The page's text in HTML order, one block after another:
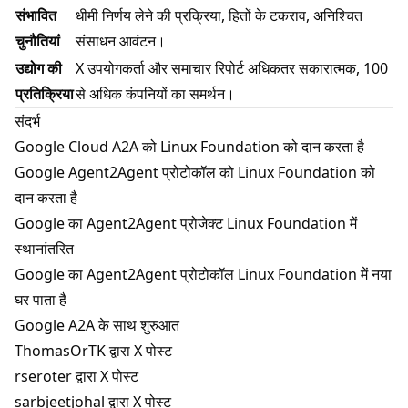
संभावित
चुनौतियां
धीमी निर्णय लेने की प्रक्रिया, हितों के टकराव, अनिश्चित
संसाधन आवंटन।
उद्योग की
प्रतिक्रिया
X उपयोगकर्ता और समाचार रिपोर्ट अधिकतर सकारात्मक, 100
से अधिक कंपनियों का समर्थन।
संदर्भ
Google Cloud A2A को Linux Foundation को दान करता है
Google Agent2Agent प्रोटोकॉल को Linux Foundation को
दान करता है
Google का Agent2Agent प्रोजेक्ट Linux Foundation में
स्थानांतरित
Google का Agent2Agent प्रोटोकॉल Linux Foundation में नया
घर पाता है
Google A2A के साथ शुरुआत
ThomasOrTK द्वारा X पोस्ट
rseroter द्वारा X पोस्ट
sarbjeetjohal द्वारा X पोस्ट